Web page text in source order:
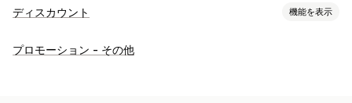
ディスカウント 機能を表示
ディスカウントの種類
プロモーション - その他